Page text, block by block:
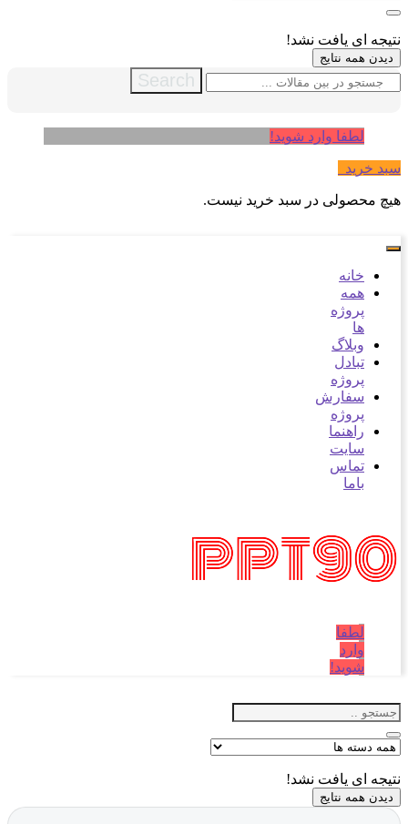
نتیجه ای یافت نشد!
دیدن همه نتایج
Search
لطفا وارد شوید!
سبد خرید
هیچ محصولی در سبد خرید نیست.
خانه
همه
پروژه
ها
وبلاگ
تبادل
پروژه
سفارش
پروژه
راهنما
سایت
تماس
باما
لطفا
وارد
شوید!
نتیجه ای یافت نشد!
دیدن همه نتایج